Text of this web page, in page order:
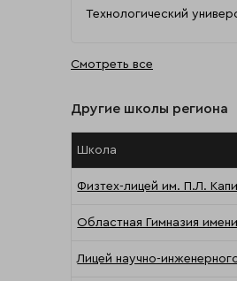
Технологический
Смотреть все
Другие школы региона
Школа
Физтех-лицей им. П.Л.
Областная Гимназия
Лицей научно-